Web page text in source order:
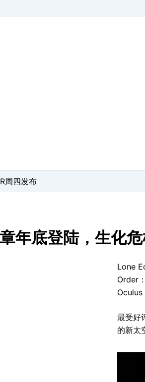
周四发布
年底登陆，生化
Lone
Order
Oculus
最受好
的新太